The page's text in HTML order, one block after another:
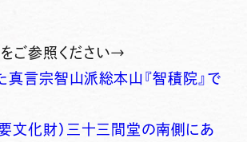
ご参照ください→
真言宗智山派総本山『智積院』で
要文化財）三十三間堂の南側にあ